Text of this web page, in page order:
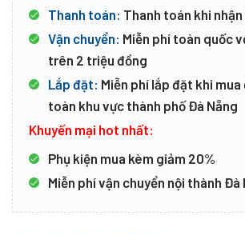
Thanh toán: Thanh toán khi nhận
Vận chuyển: Miễn phí toàn quốc
trên 2 triệu đồng
Lắp đặt: Miễn phí lắp đặt khi
toàn khu vực thành phố Đà Nẵng
Khuyến mại hot nhất:
Phụ kiện mua kèm giảm 20%
Miễn phí vận chuyển nội thành Đà